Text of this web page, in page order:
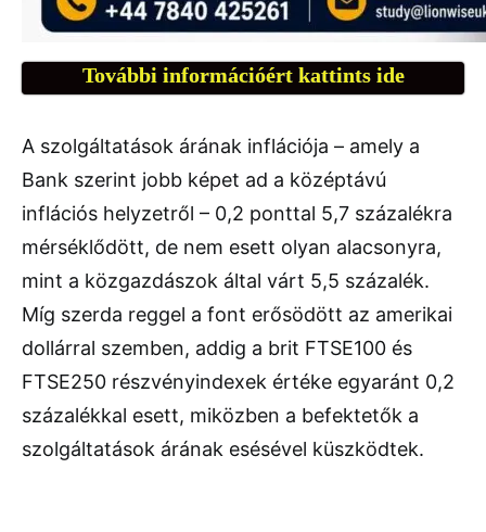
További információért kattints ide
A szolgáltatások árának inflációja – amely a
Bank szerint jobb képet ad a középtávú
inflációs helyzetről – 0,2 ponttal 5,7 százalékra
mérséklődött, de nem esett olyan alacsonyra,
mint a közgazdászok által várt 5,5 százalék.
Míg szerda reggel a font erősödött az amerikai
dollárral szemben, addig a brit FTSE100 és
FTSE250 részvényindexek értéke egyaránt 0,2
százalékkal esett, miközben a befektetők a
szolgáltatások árának esésével küszködtek.